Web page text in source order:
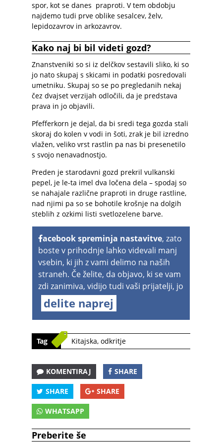
spor, kot se danes praproti. V tem obdobju
najdemo tudi prve oblike sesalcev, želv,
lepidozavrov in arkozavrov.
Kako naj bi bil videti gozd?
Znanstveniki so si iz delčkov sestavili sliko, ki so
jo nato skupaj s skicami in podatki posredovali
umetniku. Skupaj so se po pregledanih nekaj
čez dvajset verzijah odločili, da je predstava
prava in jo objavili.
Pfefferkorn je dejal, da bi sredi tega gozda stali
skoraj do kolen v vodi in šoti, zrak je bil izredno
vlažen, veliko vrst rastlin pa nas bi presenetilo
s svojo nenavadnostjo.
Preden je starodavni gozd prekril vulkanski
pepel, je le-ta imel dva ločena dela – spodaj so
se nahajale različne praproti in druge rastline,
nad njimi pa so se bohotile krošnje na dolgih
steblih z ozkimi listi svetlozelene barve.
acebook spreminja nastavitve, zato
boste v prihodnje lahko videvali manj
vsebin, ki jih z vami delimo na naših
straneh. Če želite, da objavo, ki se vam
zdi zanimiva, vidijo tudi vaši prijatelji, jo
delite naprej
Tag Kitajska, odkritje
KOMENTIRAJ SHARE
SHARE SHARE
WHATSAPP
Preberite še